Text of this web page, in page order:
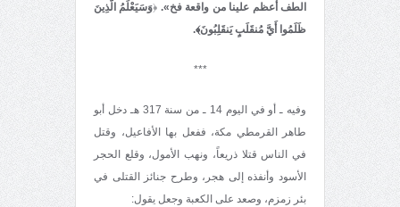
الطف أعظم علينا من واقعة فخ». ﴿وَسَيَعْلَمُ الَّذِينَ
ظَلَمُوا أَيَّ مُنقَلَبٍ يَنقَلِبُونَ﴾.
***
وفيه ـ أو في اليوم 14 ـ من سنة 317 هـ دخل أبو
طاهر القرمطي مكة، ففعل بها الأفاعيل، وقتل
في الناس قتلا ذريعاً، ونهب الأمول، وقلع الحجر
الأسود وأنفذه إلى هجر، وطرح جنائز القتلى في
بئر زمزم، وصعد على الكعبة وجعل يقول: